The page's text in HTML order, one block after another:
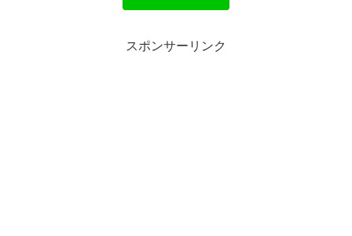
スポンサーリンク